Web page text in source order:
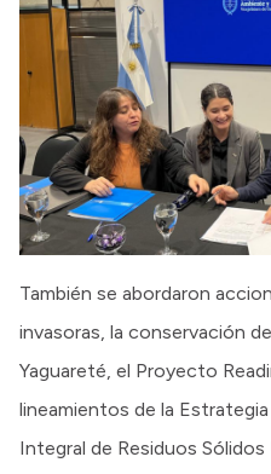
También se abordaron
invasoras, la conservación
Yaguareté, el Proyecto
lineamientos de la
Integral de Residuos